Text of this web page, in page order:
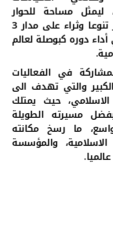
ليمثل مساحة للحوار
والنقاش الأوسع والأكثر تنوعا وثراء على مدار 3
دوره كبوصلة لعالم
في الفعاليات
والتي تهدف الى
حيث يمتلك
مسيرته الطويلة
ما رسخ مكانته
والمؤسسة
.